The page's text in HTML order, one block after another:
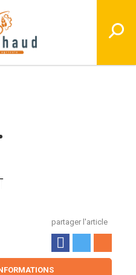
partager l'article